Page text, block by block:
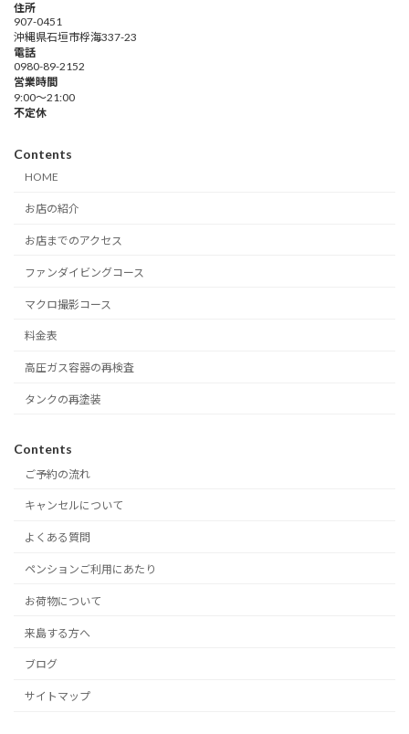
住所
907-0451
沖縄県石垣市桴海337-23
電話
0980-89-2152
営業時間
9:00～21:00
不定休
Contents
HOME
お店の紹介
お店までのアクセス
ファンダイビングコース
マクロ撮影コース
料金表
高圧ガス容器の再検査
タンクの再塗装
Contents
ご予約の流れ
キャンセルについて
よくある質問
ペンションご利用にあたり
お荷物について
来島する方へ
ブログ
サイトマップ